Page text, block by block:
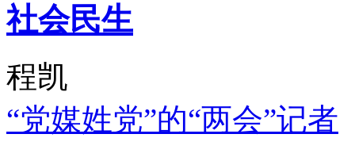
社会民生
程凯
“党媒姓党”的“两会”记者